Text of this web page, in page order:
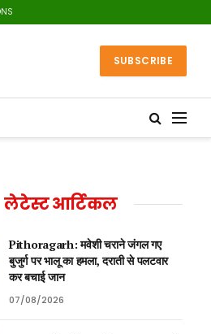
SUBSCRIBE
लेटेस्ट आर्टिकल
Pithoragarh: मवेशी चराने जंगल गए
बुजुर्ग पर भालू का हमला, दराती से पलटवार
कर बचाई जान
07/08/2026